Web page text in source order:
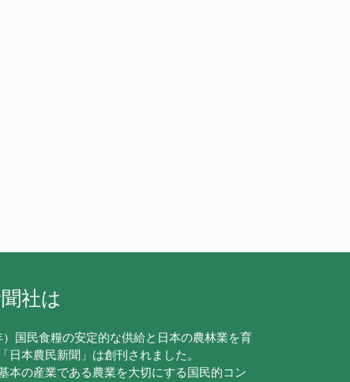
社は
国民食糧の安定的な供給と日本の農林業を育
日本農民新聞」は創刊されました。
本の産業である農業を大切にする国民的コン